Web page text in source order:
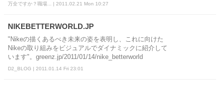
万全ですか？職場... | 2011.02.21 Mon 10:27
NIKEBETTERWORLD.JP
"Nikeの描くあるべき未来の姿を表明し、これに向けた
Nikeの取り組みをビジュアルでダイナミックに紹介して
います"。greenz.jp/2011/01/14/nike_betterworld
D2_BLOG | 2011.01.14 Fri 23:01